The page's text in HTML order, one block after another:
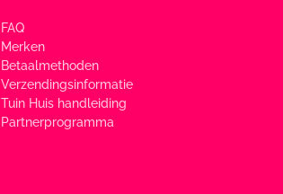
FAQ
Merken
Betaalmethoden
Verzendingsinformatie
Tuin Huis handleiding
Partnerprogramma